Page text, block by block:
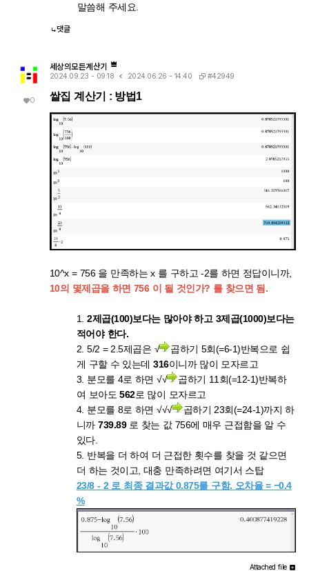
말씀해 주세요.
댓글
0
세상의모든계산기
2024.09.23 - 09:18 2024.06.26 - 14:40 #42949
쌀집 계산기 : 방법1
10^x = 756 을 만족하는 x 를 구하고 -2를 하면 정답이니까,
10의 몇제곱을 하면 756 이 될 것인가? 를 찾으면 됨.
1.2제곱(100)보다는 많아야 하고 3제곱(1000)보다는
적어야 한다.
2. 5/2 = 2.5제곱은 √
곱하기 5회(=6-1)반복으로 쉽
게 구할 수 있는데316이니까 많이 모자르고
3. 분모를 4로 하면 √√
곱하기 11회(=12-1)반복하
여 보아도562로 많이 모자르고
4. 분모를 8로 하면 √√√
곱하기 23회(=24-1)까지 하
니까739.89 로 찾는 값 756에 매우 근접함을 알 수
있다.
5. 반복을 더 하여 더 근접한 횟수를 찾을 것 같으면
더 하는 것이고, 대충 만족하려면 여기서 스탑
23/8 - 2 로 최종 결과값 0.875를 구함. 오차율 = −0.4
%
Attached file